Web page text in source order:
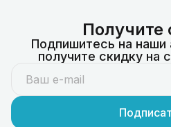
Получите
Подпишитесь на наши
получите скидку на